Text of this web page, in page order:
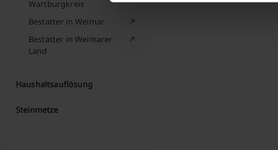
Wartburgkreis
Bestatter in Weimar
Bestatter in Weimarer
Land
Haushaltsauflösung
Steinmetze